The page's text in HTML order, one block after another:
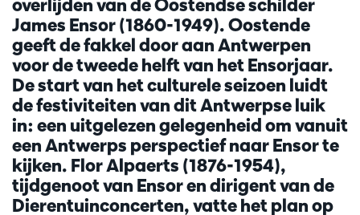
overlijden van de Oostendse schilder
James Ensor (1860-1949). Oostende
geeft de fakkel door aan Antwerpen
voor de tweede helft van het Ensorjaar.
De start van het culturele seizoen luidt
de festiviteiten van dit Antwerpse luik
in: een uitgelezen gelegenheid om vanuit
een Antwerps perspectief naar Ensor te
kijken. Flor Alpaerts (1876-1954),
tijdgenoot van Ensor en dirigent van de
Dierentuinconcerten, vatte het plan op